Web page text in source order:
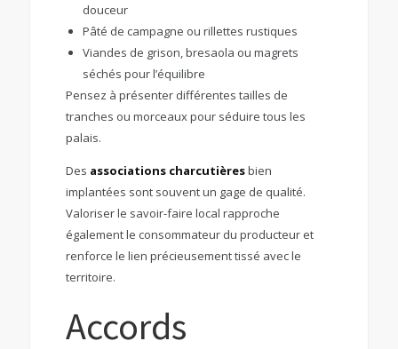
douceur
Pâté de campagne ou rillettes rustiques
Viandes de grison, bresaola ou magrets
séchés pour l’équilibre
Pensez à présenter différentes tailles de
tranches ou morceaux pour séduire tous les
palais.
Des associations charcutièresbien
implantées sont souvent un gage de qualité.
Valoriser le savoir-faire local rapproche
également le consommateur du producteur et
renforce le lien précieusement tissé avec le
territoire.
Accords